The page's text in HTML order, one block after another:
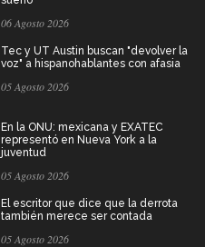
06 Agosto 2026
Tec y UT Austin buscan "devolver la
voz" a hispanohablantes con afasia
05 Agosto 2026
En la ONU: mexicana y EXATEC
representó en Nueva York a la
juventud
05 Agosto 2026
El escritor que dice que la derrota
también merece ser contada
05 Agosto 2026